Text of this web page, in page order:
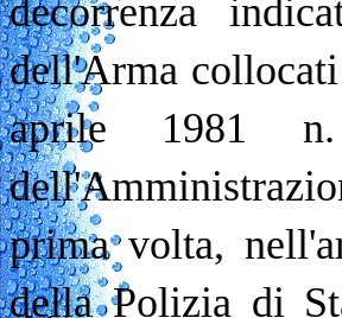
decorrenza
dell'Arma
aprile 1981
prima volta,
della Polizia di